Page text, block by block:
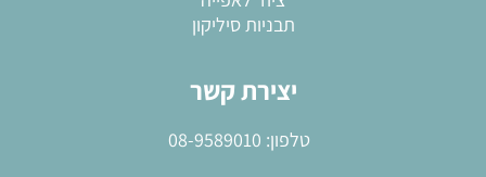
תבניות סיליקון
יצירת קשר
טלפון: 08-9589010